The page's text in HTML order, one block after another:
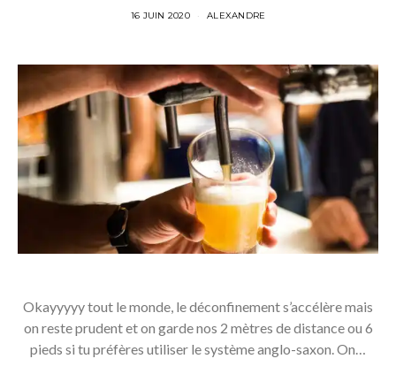
16 JUIN 2020 ALEXANDRE
Okayyyyy tout le monde, le déconfinement s’accélère mais
on reste prudent et on garde nos 2 mètres de distance ou 6
pieds si tu préfères utiliser le système anglo-saxon. On…